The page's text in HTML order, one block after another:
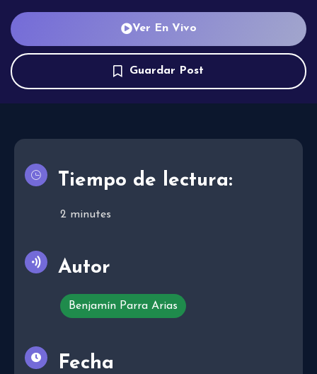
Ver En Vivo
Guardar Post
Tiempo de lectura:
2 minutes
Autor
Benjamín Parra Arias
Fecha